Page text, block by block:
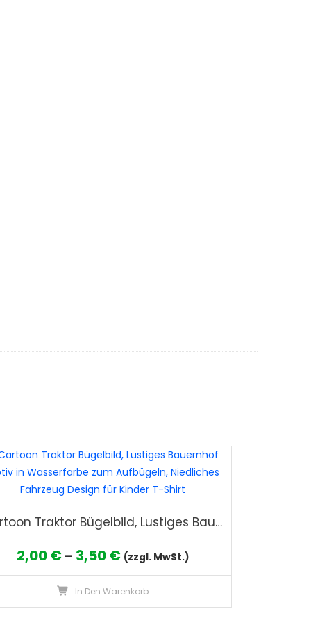
Cartoon Traktor Bügelbild, Lustiges Bauernhof Motiv in Wasserfarbe zum Aufbügeln, Niedliches Fahrzeug Design für Kinder T-Shirt
2,00€ – 3,50€Preisspanne:
2,00 €
bis
(zzgl. MwSt.)
In Den Warenkorb